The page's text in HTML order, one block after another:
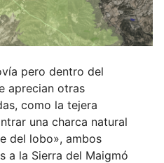
pero dentro del
aprecian otras
como la tejera
una charca natural
del lobo», ambos
a la Sierra del Maigmó